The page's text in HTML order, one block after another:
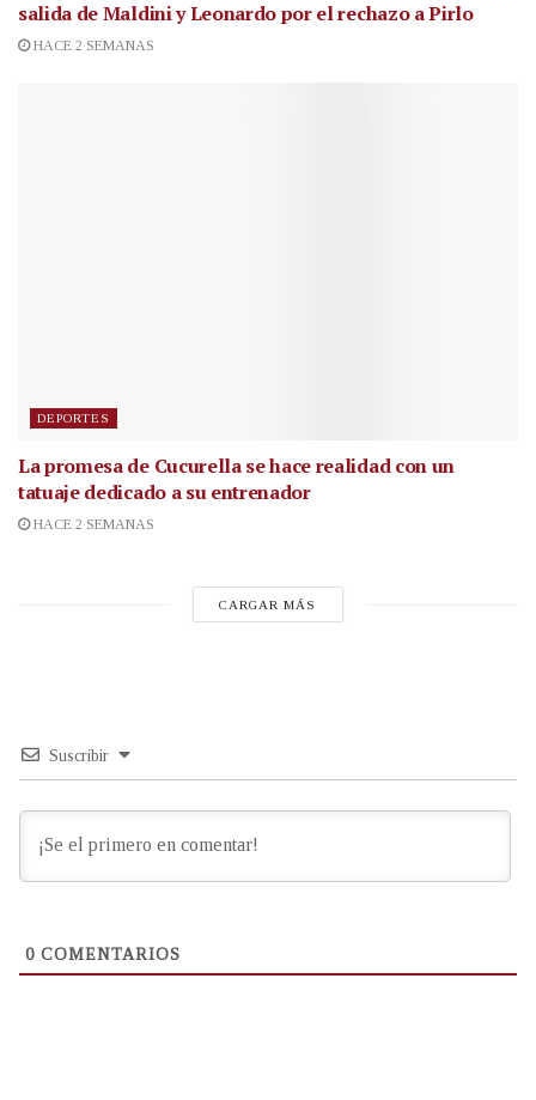
salida de Maldini y Leonardo por el rechazo a Pirlo
HACE 2 SEMANAS
DEPORTES
La promesa de Cucurella se hace realidad con un
tatuaje dedicado a su entrenador
HACE 2 SEMANAS
CARGAR MÁS
Suscribir
0 COMENTARIOS